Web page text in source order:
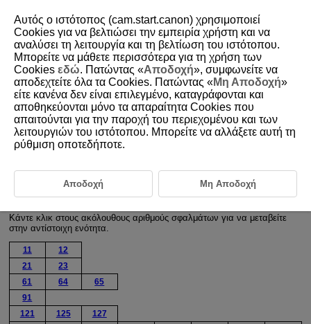
D250-073
Αντιμετώπιση μηνυμάτων
σφάλματος
Όταν παρουσιαστεί κάποιο σφάλμα, εμφανίστε τις λεπτομέρειες του
σφάλματος ακολουθώντας μία από τις παρακάτω διαδικασίες. Στη
Επιλέξτε [ :Λεπτ σφάλματος
Επιλέξτε [Λεπτ σφάλματος] στην οθόνη [Wi-Fi ενεργό].
Κάντε κλικ στους ακόλουθους αριθμούς σφαλμάτων για να μεταβείτε
στην αντίστοιχη ενότητα.
11
12
21
23
61
64
65
91
121
125
127
Αυτός ο ιστότοπος (cam.start.canon) χρησιμοποιεί
Cookies για να βελτιώσει την εμπειρία χρήστη και να
αναλύσει τη λειτουργία και τη βελτίωση του ιστότοπου.
Μπορείτε να μάθετε περισσότερα για τη χρήση των
Cookies εδώ. Πατώντας «Αποδοχή», συμφωνείτε να
αποδεχτείτε όλα τα Cookies. Πατώντας «Μη Αποδοχή»
είτε κανένα δεν είναι επιλεγμένο, καταγράφονται και
αποθηκεύονται μόνο τα απαραίτητα Cookies που
απαιτούνται για την παροχή του περιεχομένου και των
λειτουργιών του ιστότοπου. Μπορείτε να αλλάξετε αυτή τη
ρύθμιση οποτεδήποτε.
Αποδοχή Μη Αποδοχή